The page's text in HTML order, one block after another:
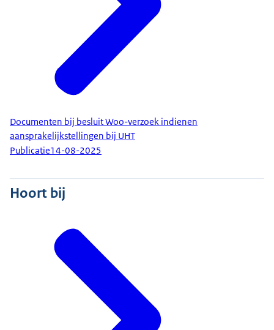
Documenten bij besluit Woo-verzoek indienen
aansprakelijkstellingen bij UHT
Publicatie14-08-2025
Hoort bij